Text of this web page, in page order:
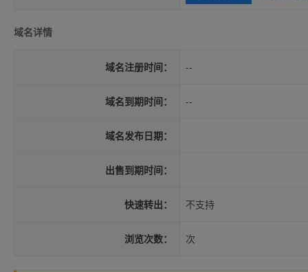
域名详情
域名注册时间： --
域名到期时间： --
域名发布日期：
出售到期时间：
快速转出： 不支持
浏览次数： 次